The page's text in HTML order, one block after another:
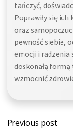
tańczyć,
Poprawiły się
oraz
pewność siebie,
emocji i radzenia
doskonałą formą
wzmocnić
Post
Previous post